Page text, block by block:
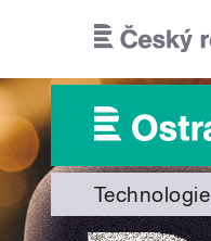
Technologie